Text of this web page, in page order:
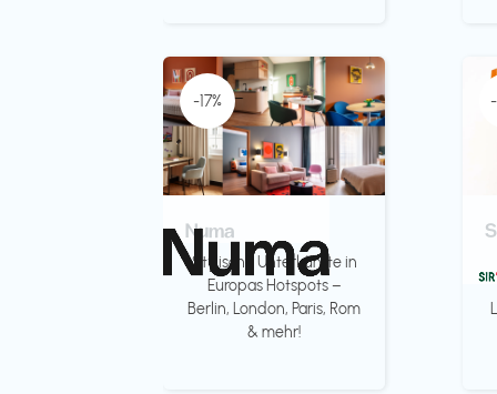
-17%
Numa
Stylische Unterkünfte in
Europas Hotspots –
Berlin, London, Paris, Rom
& mehr!